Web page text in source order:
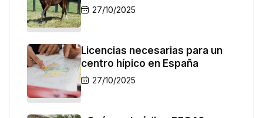
27/10/2025
Licencias necesarias para un
centro hípico en España
27/10/2025